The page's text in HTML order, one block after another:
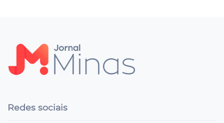
Redes sociais